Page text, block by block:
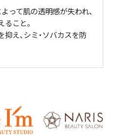
って肌の透明感が失われ、
こと。
え、シミ・ソバカスを防